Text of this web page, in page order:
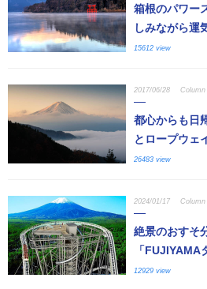
箱根のパワー
しみながら運
15612 view
2017/06/28 Column
都心からも日
とロープウェ
26483 view
2024/01/17 Column
絶景のおすそ
「FUJIYAMA
12929 view